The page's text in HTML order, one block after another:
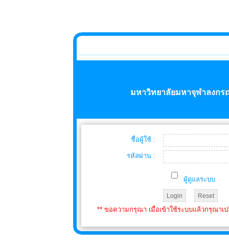
มหาวิทยาลัยมหาจุฬาลงกร
ชื่อผู้ใช้ :
รหัสผ่าน :
ผู้ดูแลระบบ
** ขอความกรุณา เมื่อเข้าใช้ระบบแล้วกรุณาเ